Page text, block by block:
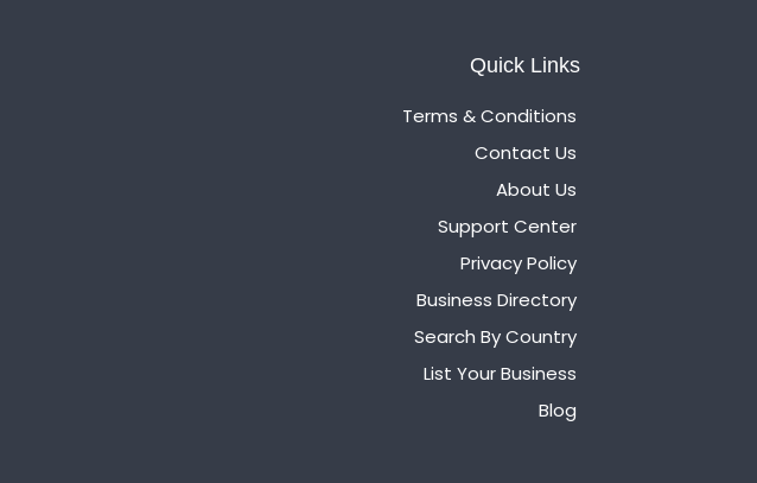
Quick Links
Terms & Conditions
Contact Us
About Us
Support Center
Privacy Policy
Business Directory
Search By Country
List Your Business
Blog